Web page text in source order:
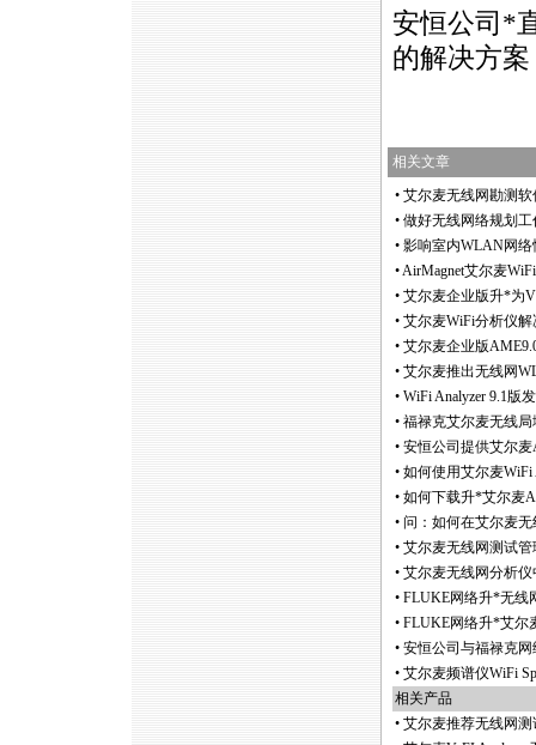
安恒公司 *
的解决方
相关文章
• 艾尔麦无线网勘测软
• 做好无线网络规划
• 影响室内WLAN网
•AirMagnet艾尔麦
• 艾尔麦企业版升*为
• 艾尔麦WiFi分析仪
• 艾尔麦企业版
• 艾尔麦推出无线网
• WiFi Analyzer 9.1版
• 福禄克艾尔麦无线局
• 安恒公司提供艾尔
• 如何使用艾尔麦WiFi
• 如何下载升*艾尔麦
• 问：如何在艾尔麦无
• 艾尔麦无线网测试
• 艾尔麦无线网分析仪
• FLUKE网络升*无线
• FLUKE网络升*艾尔
• 安恒公司与福禄克
• 艾尔麦频谱仪WiFi
相关产品
• 艾尔麦推荐无线网